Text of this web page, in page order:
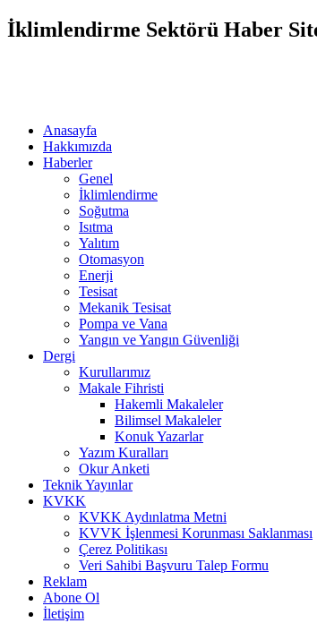
İklimlendirme Sektörü Haber
Anasayfa
Hakkımızda
Haberler
Genel
İklimlendirme
Soğutma
Isıtma
Yalıtım
Otomasyon
Enerji
Tesisat
Mekanik Tesisat
Pompa ve Vana
Yangın ve Yangın Güvenliği
Dergi
Kurullarımız
Makale Fihristi
Hakemli Makaleler
Bilimsel Makaleler
Konuk Yazarlar
Yazım Kuralları
Okur Anketi
Teknik Yayınlar
KVKK
KVKK Aydınlatma Metni
KVVK İşlenmesi Korunması Saklanması
Çerez Politikası
Veri Sahibi Başvuru Talep Formu
Reklam
Abone Ol
İletişim